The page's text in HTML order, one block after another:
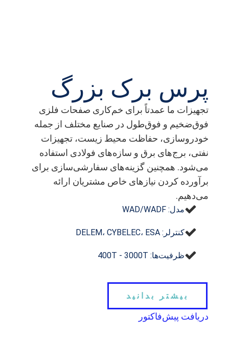
پرس برک بزرگ
تجهیزات ما عمدتاً برای خم‌کاری صفحات فلزی
فوق‌ضخیم و فوق‌طول در صنایع مختلف از جمله
خودروسازی، حفاظت محیط زیست، تجهیزات
نفتی، برج‌های برق و سازه‌های فولادی استفاده
می‌شود. همچنین گزینه‌های سفارشی‌سازی برای
برآورده کردن نیازهای خاص مشتریان ارائه
می‌دهیم.
مدل: WAD/WADF
کنترلر: DELEM، CYBELEC، ESA
ظرفیت‌ها: 400T - 3000T
بیشتر بدانید
دریافت پیش‌فاکتور